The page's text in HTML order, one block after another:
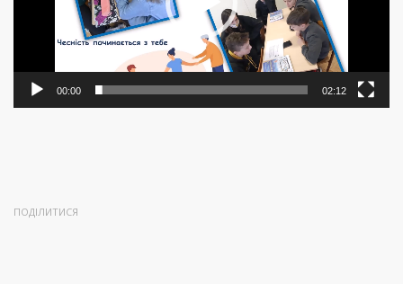
00:00 02:12
ПОДІЛИТИСЯ